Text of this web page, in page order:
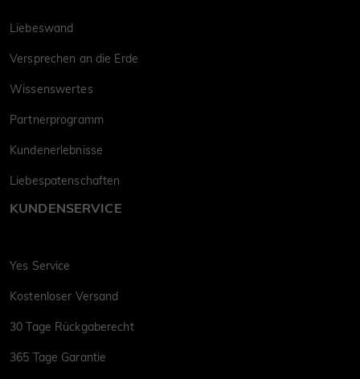
Liebeswand
Versprechen an die Erde
Wissenswertes
Partnerprogramm
Kundenerlebnisse
Liebespatenschaften
KUNDENSERVICE
Yes Service
Kostenloser Versand
30 Tage Rückgaberecht
365 Tage Garantie